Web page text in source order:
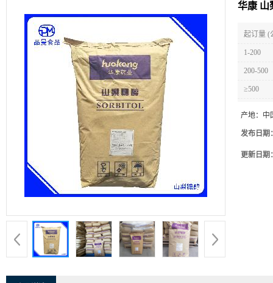
华康 山
起订量 (
1-200
200-500
≥500
产地： 中
发布日期
更新日期